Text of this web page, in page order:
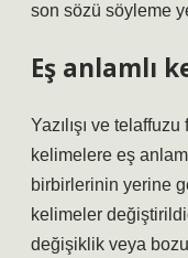
son sözü söyleme
Eş anlamlı
Yazılışı ve
kelimelere eş
birbirlerinin yerine
kelimeler
değişiklik veya